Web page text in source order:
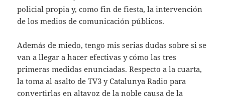
policial propia y, como fin de fiesta, la intervención
de los medios de comunicación públicos.
Además de miedo, tengo mis serias dudas sobre si se
van a llegar a hacer efectivas y cómo las tres
primeras medidas enunciadas. Respecto a la cuarta,
la toma al asalto de TV3 y Catalunya Radio para
convertirlas en altavoz de la noble causa de la